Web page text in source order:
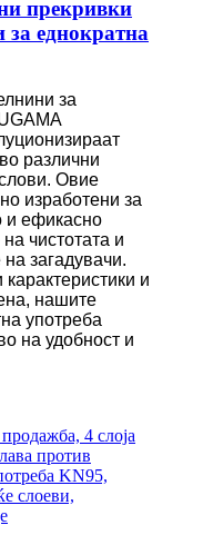
прекривки
за еднократна
за
различни
Овие
изработени за
и ефикасно
чистотата и
загадувачи.
и
нашите
употреба
на удобност и